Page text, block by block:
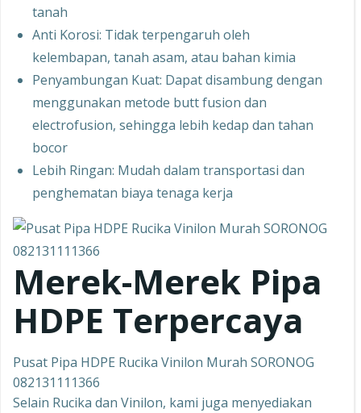
tanah
Anti Korosi: Tidak terpengaruh oleh
kelembapan, tanah asam, atau bahan kimia
Penyambungan Kuat: Dapat disambung dengan
menggunakan metode butt fusion dan
electrofusion, sehingga lebih kedap dan tahan
bocor
Lebih Ringan: Mudah dalam transportasi dan
penghematan biaya tenaga kerja
Merek-Merek Pipa
HDPE Terpercaya
Pusat Pipa HDPE Rucika Vinilon Murah SORONOG
082131111366
Selain Rucika dan Vinilon, kami juga menyediakan